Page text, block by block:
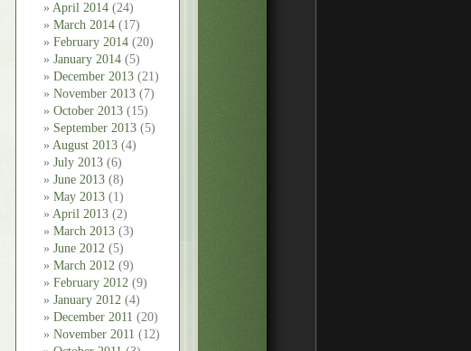
April 2014 (24)
March 2014 (17)
February 2014 (20)
January 2014 (5)
December 2013 (21)
November 2013 (7)
October 2013 (15)
September 2013 (5)
August 2013 (4)
July 2013 (6)
June 2013 (8)
May 2013 (1)
April 2013 (2)
March 2013 (3)
June 2012 (5)
March 2012 (9)
February 2012 (9)
January 2012 (4)
December 2011 (20)
November 2011 (12)